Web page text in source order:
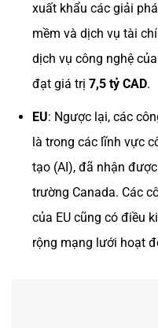
xuất khẩu các giải
mềm và dịch vụ tài
dịch vụ công nghệ
đạt giá trị 7,5 tỷ CAD.
EU: Ngược lại, các
là trong các lĩnh vực
tạo (AI), đã nhận
trường Canada. Các
của EU cũng có điều
rộng mạng lưới hoạt